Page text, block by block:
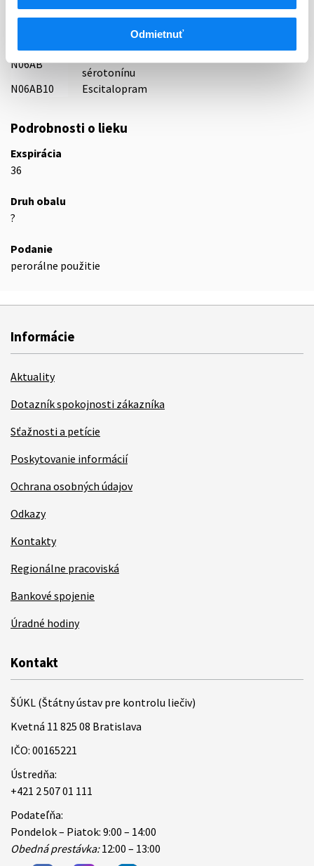
Odmietnuť
N
Centrálna nervová sústava
Antidepresíva
N06AB
sérotonínu
N06AB10
Escitalopram
Podrobnosti o lieku
Exspirácia
36
Druh obalu
?
Podanie
perorálne použitie
Informácie
Aktuality
Dotazník spokojnosti zákazníka
Sťažnosti a petície
Poskytovanie informácií
Ochrana osobných údajov
Odkazy
Kontakty
Regionálne pracoviská
Bankové spojenie
Úradné hodiny
Kontakt
ŠÚKL (Štátny ústav pre kontrolu liečiv)
Kvetná 11 825 08 Bratislava
IČO: 00165221
Ústredňa:
+421 2 507 01 111
Podateľňa:
Pondelok – Piatok: 9:00 – 14:00
Obedná prestávka:12:00 – 13:00